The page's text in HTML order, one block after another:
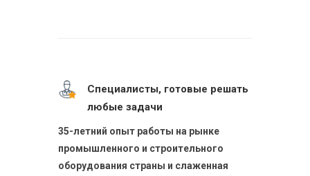
Специалисты, готовые решать
любые задачи
35-летний опыт работы на рынке
промышленного и строительного
оборудования страны и слаженная